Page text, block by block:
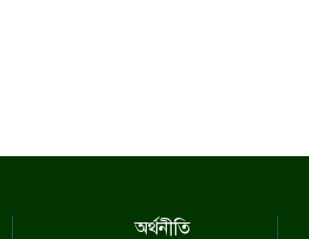
অর্থনীতি